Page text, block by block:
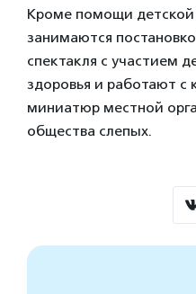
Кроме помощи детской
занимаются
спектакля с участием
здоровья и работают с
миниатюр местной
общества слепых.